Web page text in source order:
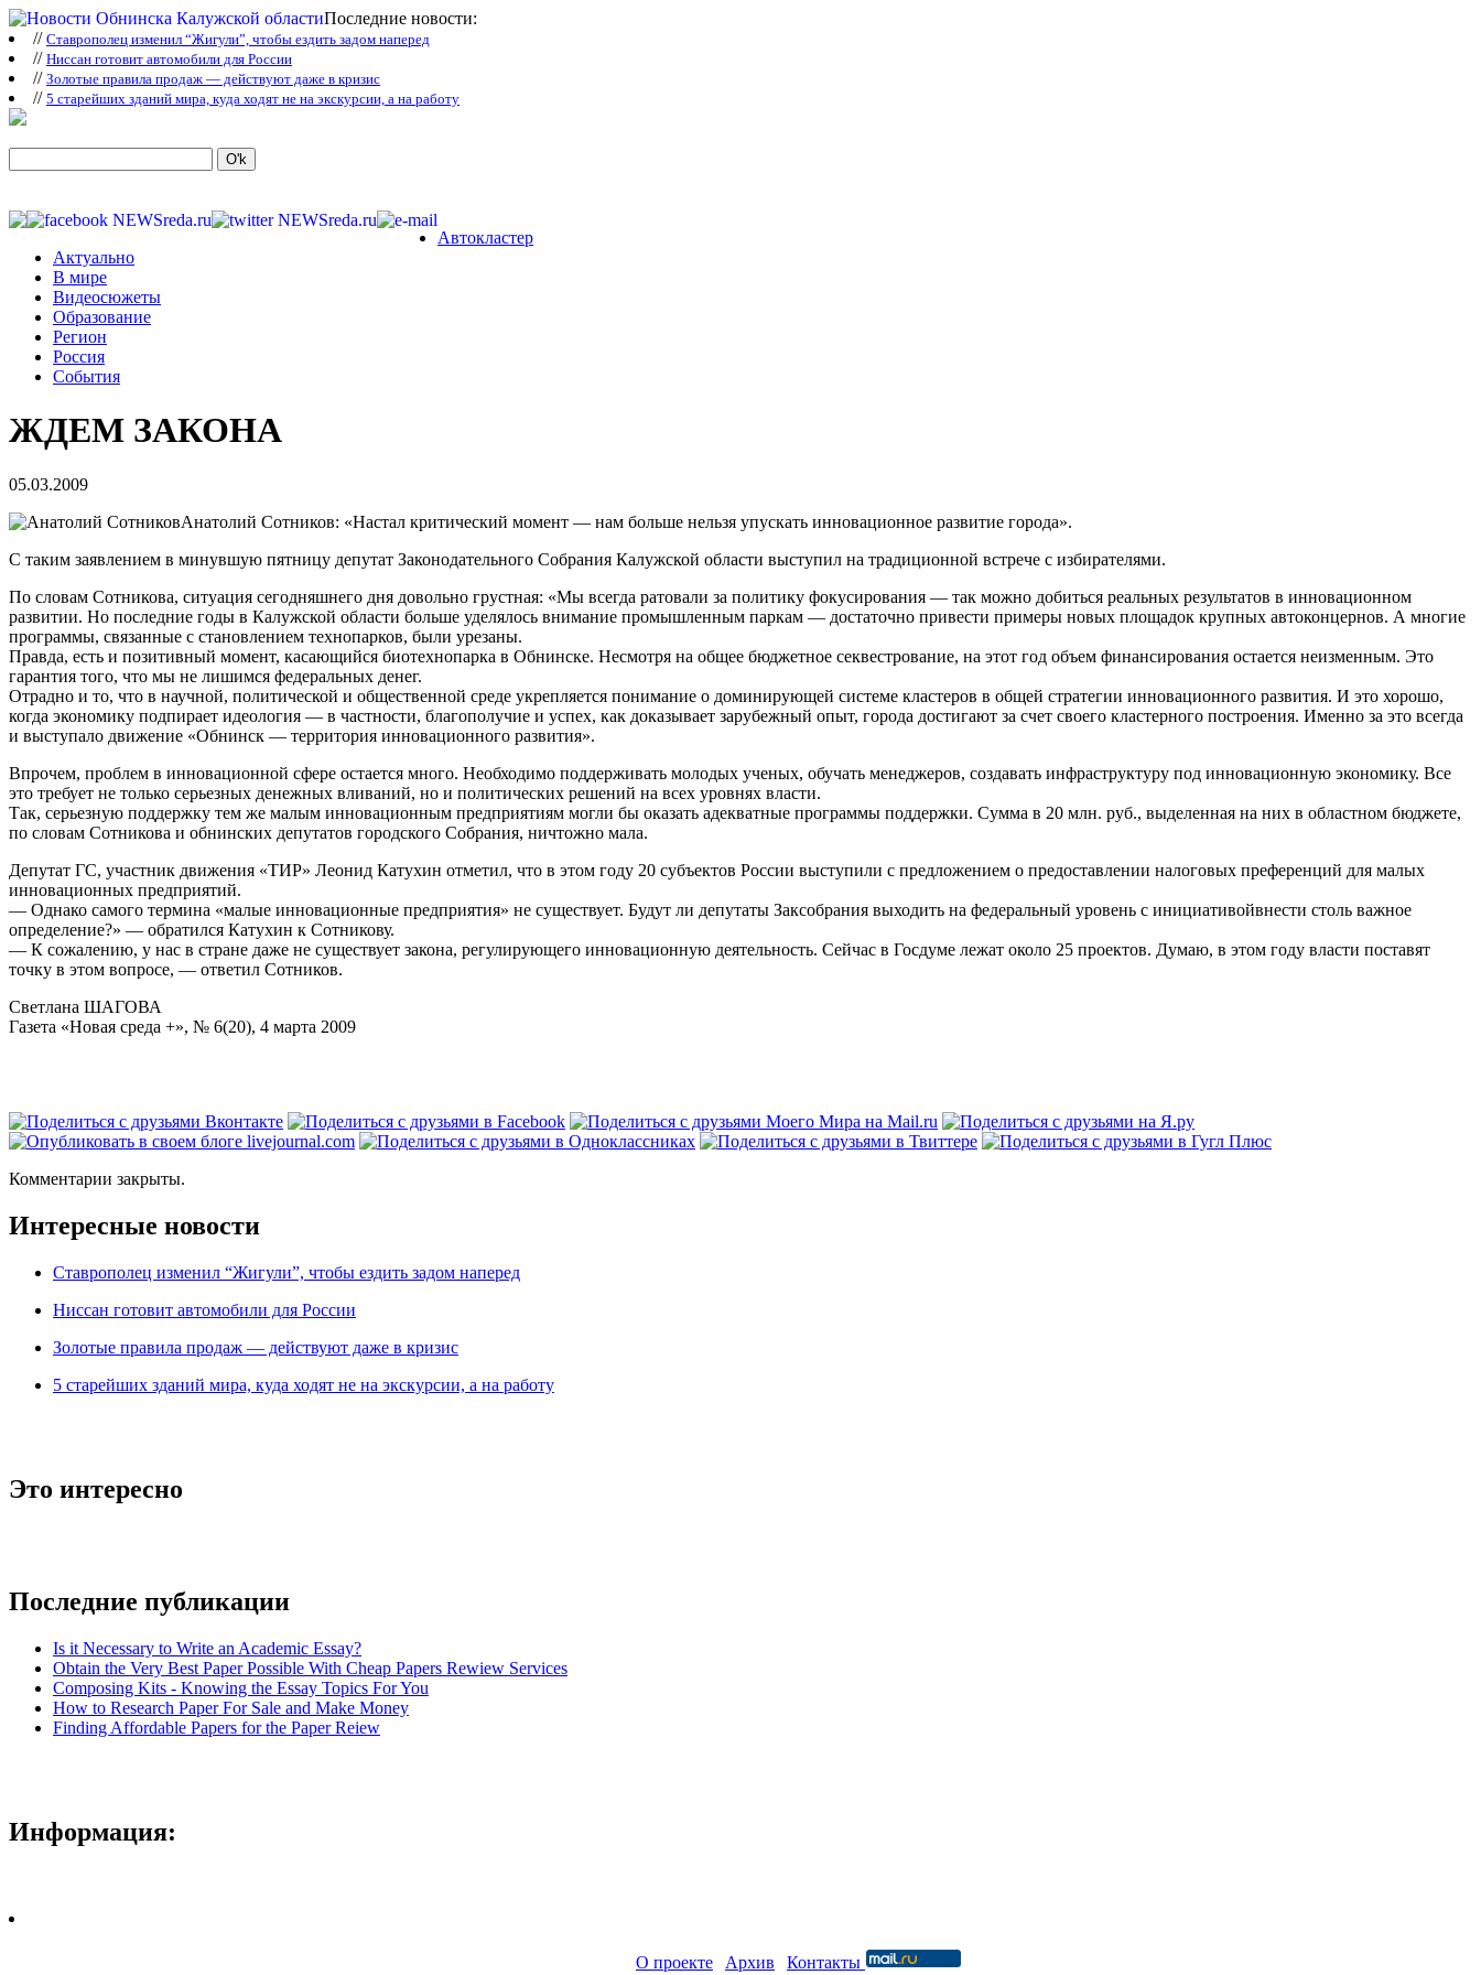
Последние новости:
// Ставрополец изменил “Жигули”, чтобы ездить задом наперед
// Ниссан готовит автомобили для России
// Зoлoтые прaвилa продаж — действуют даже в кризис
// 5 старейших зданий мира, куда ходят не на экскурсии, а на работу
Автокластер
Актуально
В мире
Видеосюжеты
Образование
Регион
Россия
События
ЖДЕМ ЗАКОНА
05.03.2009
Анатолий Сотников: «Настал критический момент — нам больше нельзя упускать инновационное развитие города».
С таким заявлением в минувшую пятницу депутат Законодательного Собрания Калужской области выступил на традиционной встрече с избирателями.
По словам Сотникова, ситуация сегодняшнего дня довольно грустная: «Мы всегда ратовали за политику фокусирования — так можно добиться реальных результатов в инновационном
развитии. Но последние годы в Калужской области больше уделялось внимание промышленным паркам — достаточно привести примеры новых площадок крупных автоконцернов. А многие
программы, связанные с становлением технопарков, были урезаны.
Правда, есть и позитивный момент, касающийся биотехнопарка в Обнинске. Несмотря на общее бюджетное секвестрование, на этот год объем финансирования остается неизменным. Это
гарантия того, что мы не лишимся федеральных денег.
Отрадно и то, что в научной, политической и общественной среде укрепляется понимание о доминирующей системе кластеров в общей стратегии инновационного развития. И это хорошо,
когда экономику подпирает идеология — в частности, благополучие и успех, как доказывает зарубежный опыт, города достигают за счет своего кластерного построения. Именно за это всегда
и выступало движение «Обнинск — территория инновационного развития».
Впрочем, проблем в инновационной сфере остается много. Необходимо поддерживать молодых ученых, обучать менеджеров, создавать инфраструктуру под инновационную экономику. Все
это требует не только серьезных денежных вливаний, но и политических решений на всех уровнях власти.
Так, серьезную поддержку тем же малым инновационным предприятиям могли бы оказать адекватные программы поддержки. Сумма в 20 млн. руб., выделенная на них в областном бюджете,
по словам Сотникова и обнинских депутатов городского Собрания, ничтожно мала.
Депутат ГС, участник движения «ТИР» Леонид Катухин отметил, что в этом году 20 субъектов России выступили с предложением о предоставлении налоговых преференций для малых
инновационных предприятий.
— Однако самого термина «малые инновационные предприятия» не существует. Будут ли депутаты Заксобрания выходить на федеральный уровень с инициативойвнести столь важное
определение?» — обратился Катухин к Сотникову.
— К сожалению, у нас в стране даже не существует закона, регулирующего инновационную деятельность. Сейчас в Госдуме лежат около 25 проектов. Думаю, в этом году власти поставят
точку в этом вопросе, — ответил Сотников.
Светлана ШАГОВА
Газета «Новая среда +», № 6(20), 4 марта 2009
Комментарии закрыты.
Интересные новости
Ставрополец изменил “Жигули”, чтобы ездить задом наперед
Ниссан готовит автомобили для России
Зoлoтые прaвилa продаж — действуют даже в кризис
5 старейших зданий мира, куда ходят не на экскурсии, а на работу
Это интересно
Последние публикации
Is it Necessary to Write an Academic Essay?
Obtain the Very Best Paper Possible With Cheap Papers Rewiew Services
Composing Kits - Knowing the Essay Topics For You
How to Research Paper For Sale and Make Money
Finding Affordable Papers for the Paper Reiew
Информация:
О проекте Архив Контакты